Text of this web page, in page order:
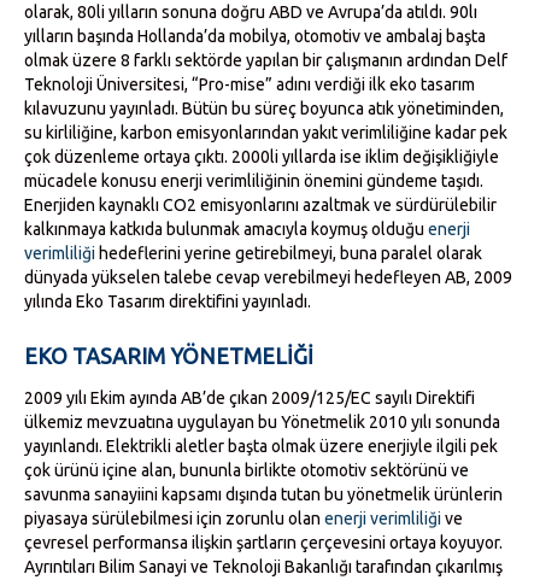
olarak, 80li yılların sonuna doğru ABD ve Avrupa’da atıldı. 90lı
yılların başında Hollanda’da mobilya, otomotiv ve ambalaj başta
olmak üzere 8 farklı sektörde yapılan bir çalışmanın ardından Delf
Teknoloji Üniversitesi, “Pro-mise” adını verdiği ilk eko tasarım
kılavuzunu yayınladı. Bütün bu süreç boyunca atık yönetiminden,
su kirliliğine, karbon emisyonlarından yakıt verimliliğine kadar pek
çok düzenleme ortaya çıktı. 2000li yıllarda ise iklim değişikliğiyle
mücadele konusu enerji verimliliğinin önemini gündeme taşıdı.
Enerjiden kaynaklı CO2 emisyonlarını azaltmak ve sürdürülebilir
kalkınmaya katkıda bulunmak amacıyla koymuş olduğuenerji
verimliliği hedeflerini yerine getirebilmeyi, buna paralel olarak
dünyada yükselen talebe cevap verebilmeyi hedefleyen AB, 2009
yılında Eko Tasarım direktifini yayınladı.
EKO TASARIM YÖNETMELIĞI
2009 yılı Ekim ayında AB’de çıkan 2009/125/EC sayılı Direktifi
ülkemiz mevzuatına uygulayan bu Yönetmelik 2010 yılı sonunda
yayınlandı. Elektrikli aletler başta olmak üzere enerjiyle ilgili pek
çok ürünü içine alan, bununla birlikte otomotiv sektörünü ve
savunma sanayiini kapsamı dışında tutan bu yönetmelik ürünlerin
piyasaya sürülebilmesi için zorunlu olanenerji verimliliği ve
çevresel performansa ilişkin şartların çerçevesini ortaya koyuyor.
Ayrıntıları Bilim Sanayi ve Teknoloji Bakanlığı tarafından çıkarılmış